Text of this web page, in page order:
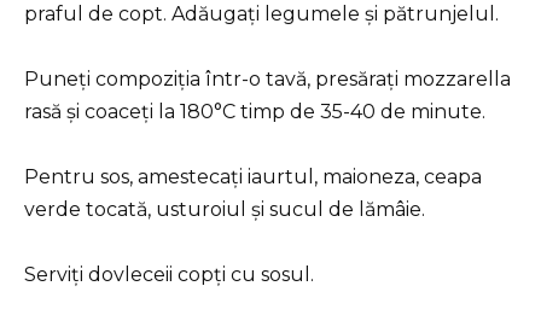
praful de copt. Adăugați legumele și pătrunjelul.
Puneți compoziția într-o tavă, presărați mozzarella
rasă și coaceți la 180°C timp de 35-40 de minute.
Pentru sos, amestecați iaurtul, maioneza, ceapa
verde tocată, usturoiul și sucul de lămâie.
Serviți dovleceii copți cu sosul.